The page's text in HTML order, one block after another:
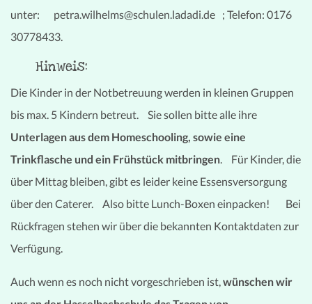
unter: petra.wilhelms@schulen.ladadi.de ; Telefon: 0176
30778433.
Hinweis:
Die Kinder in der Notbetreuung werden in kleinen Gruppen
bis max. 5 Kindern betreut. Sie sollen bitte alle ihre
Unterlagen aus dem Homeschooling, sowie eine
Trinkflasche und ein Frühstück mitbringen. Für Kinder, die
über Mittag bleiben, gibt es leider keine Essensversorgung
über den Caterer. Also bitte Lunch-Boxen einpacken! Bei
Rückfragen stehen wir über die bekannten Kontaktdaten zur
Verfügung.
Auch wenn es noch nicht vorgeschrieben ist,wünschen wir